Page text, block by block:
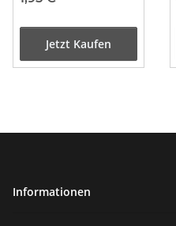
Jetzt Kaufen
Informationen